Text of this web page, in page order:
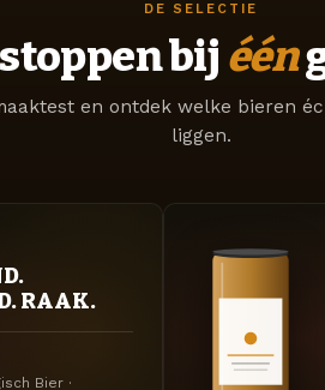
DE SELECTIE
bij één
en ontdek welke bieren
liggen.
RAAK.
Bier ·